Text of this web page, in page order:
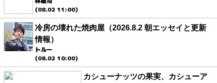
(08.02 11:00)
冷房の壊れた焼肉屋（2026.8.2 朝エッセイと更新
情報）
トルー
(08.02 10:00)
カシューナッツの果実、カシューア